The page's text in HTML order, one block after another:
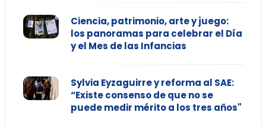
Ciencia, patrimonio, arte y juego:
los panoramas para celebrar el Día
y el Mes de las Infancias
Sylvia Eyzaguirre y reforma al SAE:
“Existe consenso de que no se
puede medir mérito a los tres años"